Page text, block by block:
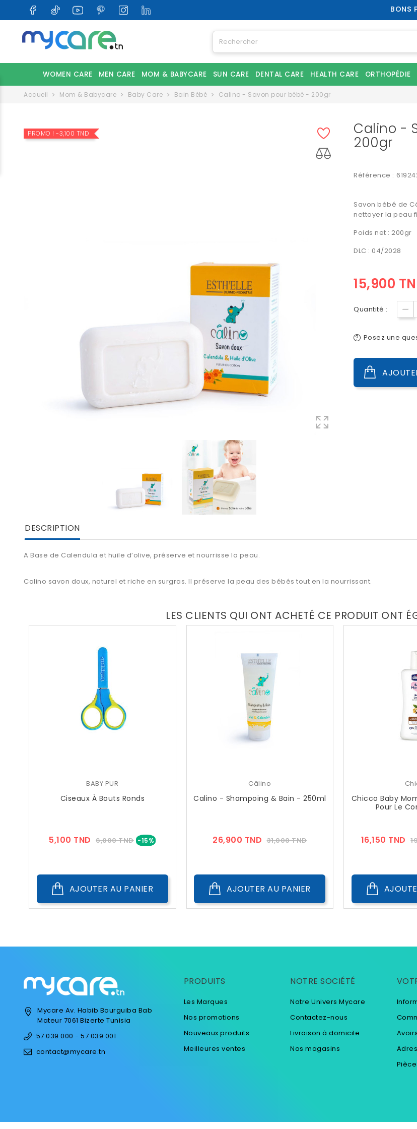
BONS
WOMEN CARE MEN CARE MOM & BABYCARE SUN CARE DENTAL CARE HEALTH CARE ORTHOPÉDIE
Accueil Mom & Babycare Baby Care Bain Bébé Calino - Savon pour bébé - 200gr
PROMO ! -3,100 TND Calino -
200gr
Référence :
Savon bébé de
nettoyer la peau
Poids net : 200gr
DLC : 04/2028
15,900
Quantité :
Posez une
DESCRIPTION
A Base de Calendula et huile d’olive, préserve et nourrisse la peau.
Calino savon doux, naturel et riche en surgras. Il préserve la peau des bébés tout en la nourrissant.
LES CLIENTS QUI ONT ACHETÉ CE PRODUIT ONT
BABY PUR
Ciseaux À Bouts Ronds
5,100 TND Prix
6,000 TND -15%Prix
AJOUTER AU PANIER
Câlino
Calino - Shampoing & Bain - 250ml
26,900 TND Prix
31,000 TNDPrix
AJOUTER AU PANIER
Chicco Baby
Pour Le
16,150 TND
Mycare Av. Habib Bourguiba Bab
Mateur 7061 Bizerte Tunisia
57 039 000 - 57 039 001
contact@mycare.tn
PRODUITS
Les Marques
Nos promotions
Nouveaux produits
Meilleures ventes
NOTRE SOCIÉTÉ
Notre Univers Mycare
Contactez-nous
Livraison à domicile
Nos magasins
Avoirs